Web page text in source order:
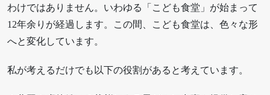
わけではありません。いわゆる「こども食堂」が始まって
12年余りが経過します。この間、こども食堂は、色々な形
へと変化しています。
私が考えるだけでも以下の役割があると考えています。